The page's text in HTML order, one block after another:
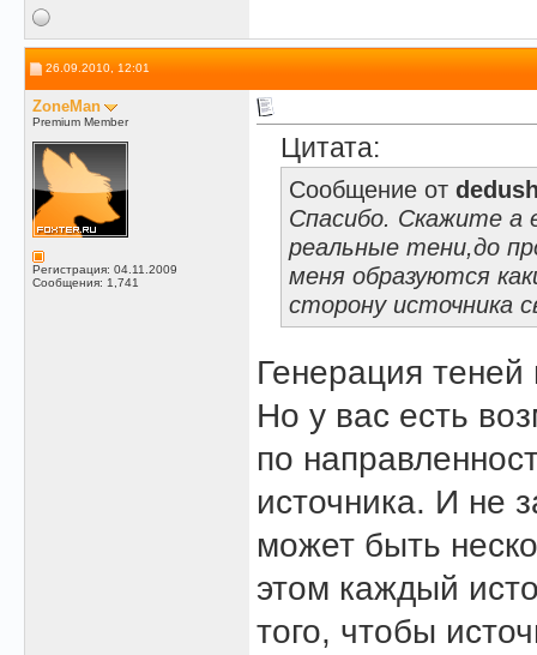
26.09.2010, 12:01
ZoneMan
Premium Member
Регистрация: 04.11.2009
Сообщения: 1,741
Цитата:
Сообщение от
Спасибо. Скажите а
реальные тени,до
меня образуются
сторону источника
Генерация теней
Но у вас есть
по
источника. И не
может быть
этом каждый
того, чтобы